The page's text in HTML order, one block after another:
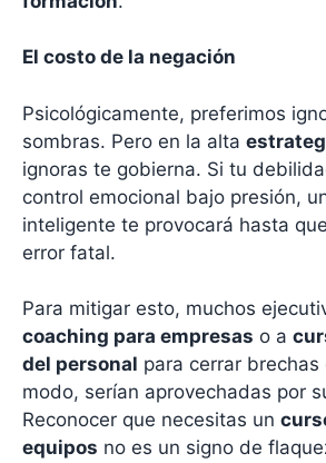
El costo de la negación
Psicológicamente, preferimos
sombras. Pero en la alta
ignoras te gobierna. Si tu
control emocional bajo presión,
inteligente te provocará hasta
error fatal.
Para mitigar esto, muchos
coaching para empresas o a
del personal para cerrar
modo, serían aprovechadas por
Reconocer que necesitas un
equipos no es un signo de